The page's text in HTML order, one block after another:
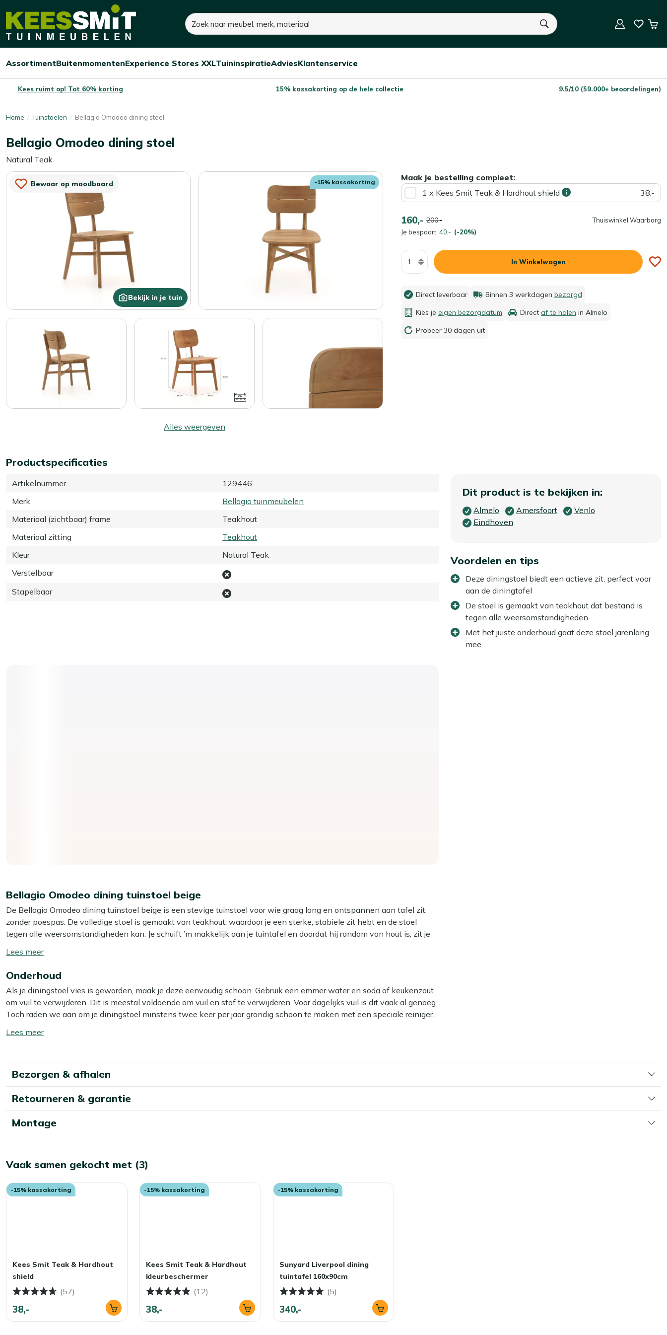
Kees
Tuinmeubelen
Zoeken
U heeft geen product(en) in uw winkelwagen.
Open/sluit
Assortiment
Open/sluit
Buitenmomenten
Open/sluit
Experience Stores XXL
Open/sluit
Tuininspiratie
Open/sluit
Advies
Open/sluit
Klantenservice
Kees ruimt op! Tot 60% korting 15% kassakorting op de hele collectie 9.5/10 (59.000+ beoordelingen)
Home Tuinstoelen Bellagio Omodeo dining stoel
Bellagio Omodeo dining stoel
Natural Teak
Bewaar op moodboard
Bekijk in je tuin
-15% kassakorting
Alles weergeven
Maak je bestelling compleet:
1 x Kees Smit Teak & Hardhout shield
38,-
160,- 200,-
Je bespaart: 40,- (-20%)
Thuiswinkel Waarborg
Aantal
In Winkelwagen
160,- 200,-
Je bespaart:40,- (-20%) Aantal
In Winkelwagen
Direct leverbaar Binnen 3 werkdagen bezorgd
Kies je eigen bezorgdatum Direct af te halen in Almelo
Probeer 30 dagen uit
Productspecificaties
Artikelnummer
129446
Merk
Bellagio tuinmeubelen
Materiaal (zichtbaar) frame
Teakhout
Materiaal zitting
Teakhout
Kleur
Natural Teak
Verstelbaar
Stapelbaar
Dit product is te bekijken in:
Almelo Amersfoort
Venlo
Eindhoven
Voordelen en tips
Deze diningstoel biedt een actieve zit, perfect voor
aan de diningtafel
De stoel is gemaakt van teakhout dat bestand is
tegen alle weersomstandigheden
Met het juiste onderhoud gaat deze stoel jarenlang
mee
Bellagio Omodeo dining tuinstoel beige
De Bellagio Omodeo dining tuinstoel beige is een stevige tuinstoel voor wie graag lang en ontspannen aan tafel zit,
zonder poespas. De volledige stoel is gemaakt van teakhout, waardoor je een sterke, stabiele zit hebt en de stoel
tegen alle weersomstandigheden kan. Je schuift ’m makkelijk aan je tuintafel en doordat hij rondom van hout is, zit je
Dan zit je met deze Omodeo stoel goed.
Eigenschappen
Volledig teakhout:sterke, weerbestendige stoel die het hele seizoen buiten kan staan
Stabiele zit:je zit stevig en rechtop, ideaal voor lange etentjes
Rondom open ontwerp:
Bekijk meer Tuinstoelen
Bekijk meer Dining stoelen
Toon/verberg
meer
Onderhoud
Als je diningstoel vies is geworden, maak je deze eenvoudig schoon. Gebruik een emmer water en soda of keukenzout
om vuil te verwijderen. Dit is meestal voldoende om vuil en stof te verwijderen. Voor dagelijks vuil is dit vaak al genoeg.
Toch raden we aan om je diningstoel minstens twee keer per jaar grondig schoon te maken met een speciale reiniger.
Extra bescherming
Kees Smit Teak & Hardhout shield. Deze helpt water en vuil af te stoten, waardoor vlekken minder snel intrekken en je
in topconditie houden? Berg hem in de herfst en winter droog op, of dek hem af met een ademende tuinmeubelhoes.
Zo blijven de kleuren langer mooi en bespaar je jezelf schoonmaakwerk in het voorjaar.
Toon/verberg
Bezorgen & afhalen
Retourneren & garantie
Montage
Vaak samen gekocht met (3)
-15% kassakorting
Kees Smit Teak & Hardhout
shield
(57)
38,-
-15% kassakorting
Kees Smit Teak & Hardhout
kleurbeschermer
(12)
38,-
-15% kassakorting
Sunyard Liverpool dining
tuintafel 160x90cm
(5)
340,-